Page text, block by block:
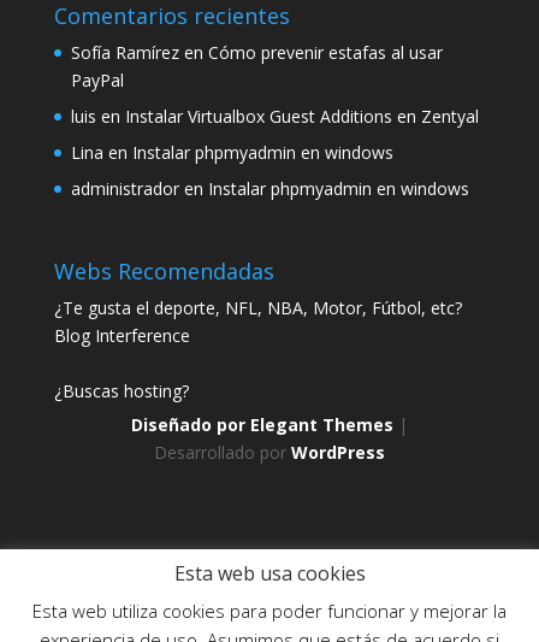
Comentarios recientes
Sofía Ramírezen Cómo prevenir estafas al usar
PayPal
luis en Instalar Virtualbox Guest Additions en Zentyal
Lina en Instalar phpmyadmin en windows
administradoren Instalar phpmyadmin en windows
Webs Recomendadas
¿Te gusta el deporte, NFL, NBA, Motor, Fútbol, etc?
Blog Interference
¿Buscas hosting?
Diseñado por Elegant Themes |
Desarrollado por WordPress
Web creada, alojada y mantenida por Café Dixital SL - 2026.
Esta web usa cookies
Esta web utiliza cookies para poder funcionar y mejorar la